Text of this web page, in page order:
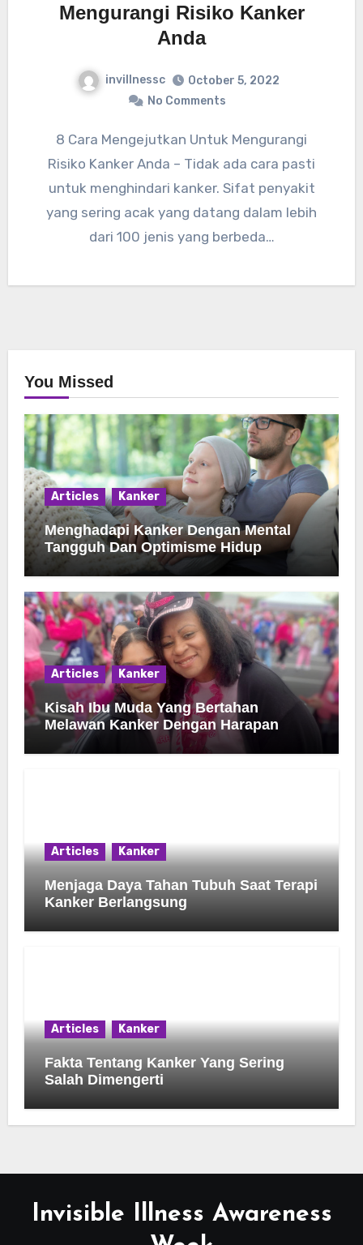
Mengurangi Risiko Kanker
Anda
invillnessc
October 5, 2022
No Comments
8 Cara Mengejutkan Untuk Mengurangi
Risiko Kanker Anda – Tidak ada cara pasti
untuk menghindari kanker. Sifat penyakit
yang sering acak yang datang dalam lebih
dari 100 jenis yang berbeda…
You Missed
Articles Kanker
Menghadapi Kanker Dengan Mental
Tangguh Dan Optimisme Hidup
Articles Kanker
Kisah Ibu Muda Yang Bertahan
Melawan Kanker Dengan Harapan
Articles Kanker
Menjaga Daya Tahan Tubuh Saat Terapi
Kanker Berlangsung
Articles Kanker
Fakta Tentang Kanker Yang Sering
Salah Dimengerti
Invisible Illness Awareness